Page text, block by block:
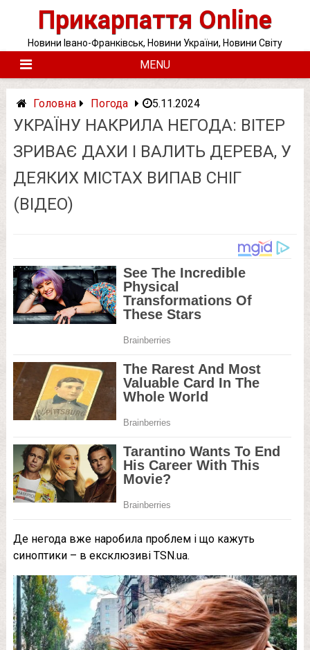
Прикарпаття Online
Новини Івано-Франківськ, Новини України, Новини Світу
MENU
Головна Погода 5.11.2024
УКРАЇНУ НАКРИЛА НЕГОДА: ВІТЕР
ЗРИВАЄ ДАХИ І ВАЛИТЬ ДЕРЕВА, У
ДЕЯКИХ МІСТАХ ВИПАВ СНІГ
(ВІДЕО)
Де негода вже наробила проблем і що кажуть
синоптики – в ексклюзиві TSN.ua.